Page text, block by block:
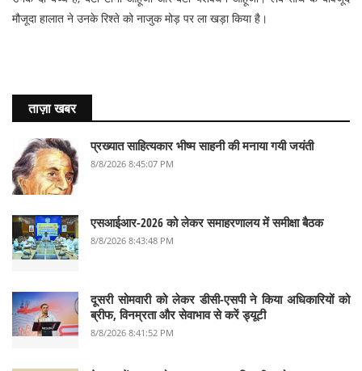
मौजूदा हालात ने उनके रिश्ते को नाजुक मोड़ पर ला खड़ा किया है।
ताज़ा खबर
प्रख्यात साहित्यकार भीष्म साहनी की मनाया गयी जयंती
8/8/2026 8:45:07 PM
एसआईआर-2026 को लेकर समाहरणालय में समीक्षा बैठक
8/8/2026 8:43:48 PM
दूसरी सोमवारी को लेकर डीसी-एसपी ने किया अधिकारियों को
ब्रीफ, विनम्रता और सेवाभाव से करें ड्यूटी
8/8/2026 8:41:52 PM